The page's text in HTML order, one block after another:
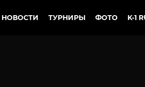
НОВОСТИ ТУРНИРЫ ФОТО K-1